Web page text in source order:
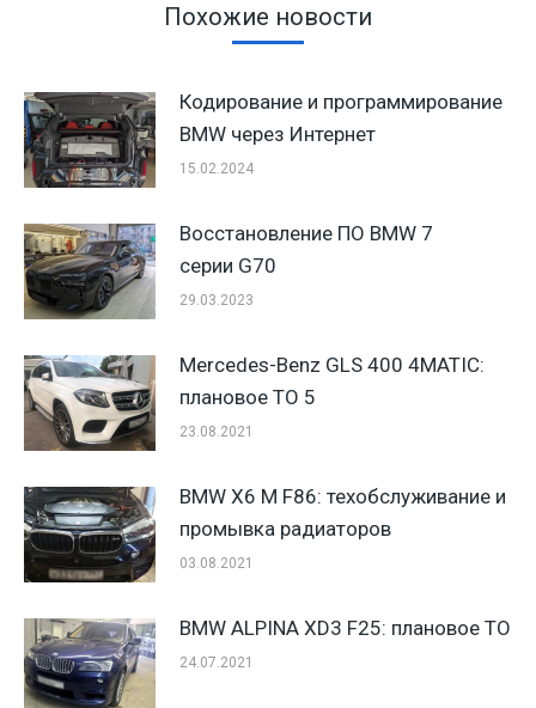
Похожие новости
Кодирование и программирование
BMW через Интернет
15.02.2024
Восстановление ПО BMW 7
серии G70
29.03.2023
Mercedes-Benz GLS 400 4MATIC:
плановое ТО 5
23.08.2021
BMW X6 M F86: техобслуживание и
промывка радиаторов
03.08.2021
BMW ALPINA XD3 F25: плановое ТО
24.07.2021